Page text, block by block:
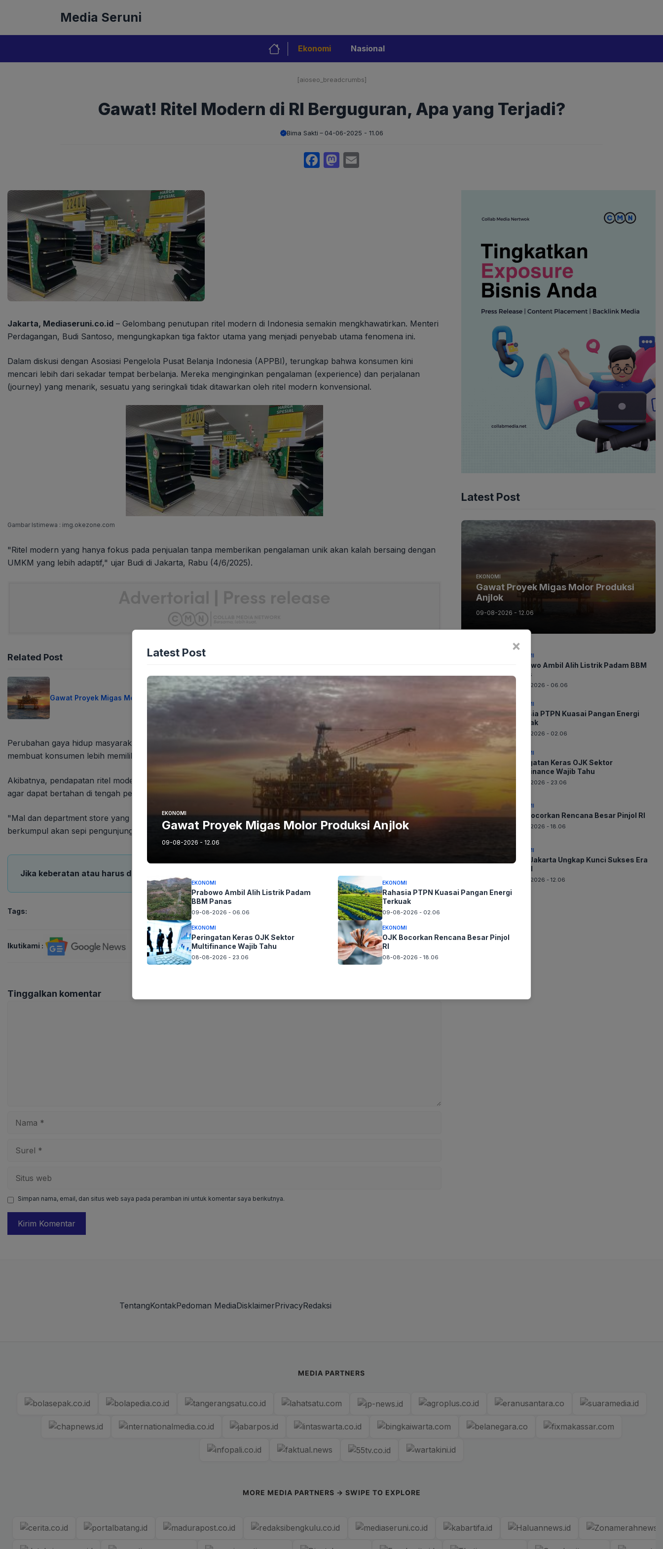
Media Seruni
Ekonomi Nasional
[aioseo_breadcrumbs]
Gawat! Ritel Modern di RI Berguguran, Apa yang Terjadi?
Bima Sakti 04-06-2025 - 11.06
Facebook
Mastodon
Jakarta, Mediaseruni.co.id – Gelombang penutupan ritel modern di Indonesia semakin mengkhawatirkan. Menteri
Perdagangan, Budi Santoso, mengungkapkan tiga faktor utama yang menjadi penyebab utama fenomena ini.
Dalam diskusi dengan Asosiasi Pengelola Pusat Belanja Indonesia (APPBI), terungkap bahwa konsumen kini
mencari lebih dari sekadar tempat berbelanja. Mereka menginginkan pengalaman (experience) dan perjalanan
(journey) yang menarik, sesuatu yang seringkali tidak ditawarkan oleh ritel modern konvensional.
Gambar Istimewa : img.okezone.com
"Ritel modern yang hanya fokus pada penjualan tanpa memberikan pengalaman unik akan kalah bersaing dengan
UMKM yang lebih adaptif," ujar Budi di Jakarta, Rabu (4/6/2025).
Related Post
Gawat Proyek Migas Molor Produksi Anjlok Prabowo Ambil Alih Listrik Padam BBM Panas
Perubahan gaya hidup masyarakat juga menjadi faktor krusial. Pola belanja bulanan kini bergeser menjadi harian,
membuat konsumen lebih memilih berbelanja di ritel kecil atau warung kelontong yang lebih dekat dan praktis.
Akibatnya, pendapatan ritel modern pun tergerus. Budi menekankan pentingnya transformasi bagi ritel modern
agar dapat bertahan di tengah perubahan tren industri.
"Mal dan department store yang hanya menawarkan tempat berbelanja tanpa fasilitas makan, nongkrong, atau
berkumpul akan sepi pengunjung. Kita harus mampu mengikuti tren yang ada," pungkasnya.
Jika keberatan atau harus diedit baik Artikel maupun foto Silahkan Terima Kasih
Tags:
Ikutikami :
Tinggalkan komentar
web
Simpan nama, email, dan situs web saya pada peramban ini untuk komentar saya berikutnya.
Latest Post
EKONOMI
Gawat Proyek Migas Molor Produksi
Anjlok
09-08-2026 - 12.06
EKONOMI
Prabowo Ambil Alih Listrik Padam BBM
Panas
09-08-2026 - 06.06
EKONOMI
Rahasia PTPN Kuasai Pangan Energi
Terkuak
09-08-2026 - 02.06
EKONOMI
Peringatan Keras OJK Sektor
Multifinance Wajib Tahu
08-08-2026 - 23.06
EKONOMI
OJK Bocorkan Rencana Besar Pinjol RI
08-08-2026 - 18.06
EKONOMI
Bank Jakarta Ungkap Kunci Sukses Era
Digital
08-08-2026 - 12.06
TentangKontakPedoman MediaDisklaimerPrivacyRedaksi
MEDIA PARTNERS
MORE MEDIA PARTNERS → SWIPE TO EXPLORE
×
Latest Post
EKONOMI
Gawat Proyek Migas Molor Produksi Anjlok
09-08-2026 - 12.06
EKONOMI
Prabowo Ambil Alih Listrik Padam
BBM Panas
09-08-2026 - 06.06
EKONOMI
Rahasia PTPN Kuasai Pangan Energi
Terkuak
09-08-2026 - 02.06
EKONOMI
Peringatan Keras OJK Sektor
Multifinance Wajib Tahu
08-08-2026 - 23.06
EKONOMI
OJK Bocorkan Rencana Besar Pinjol
RI
08-08-2026 - 18.06